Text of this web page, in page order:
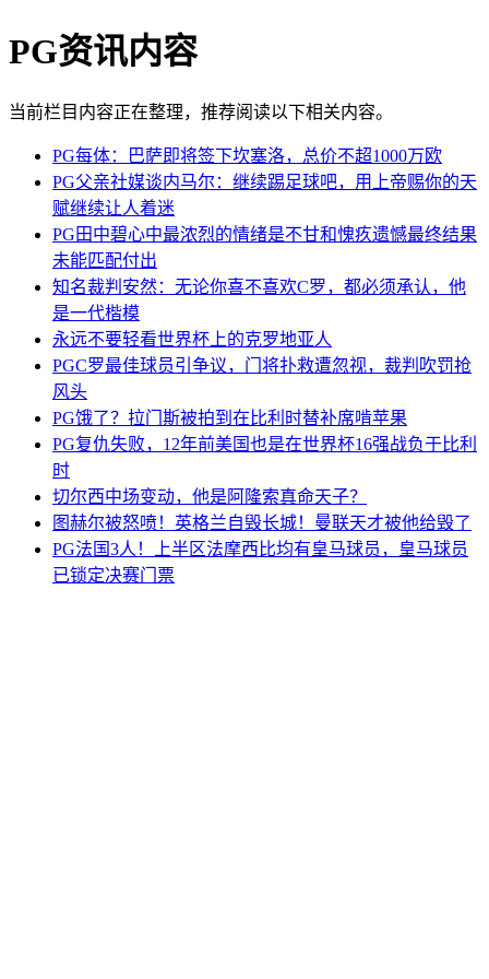
PG资讯内容
当前栏目内容正在整理，推荐阅读以下相关内容。
PG每体：巴萨即将签下坎塞洛，总价不超1000万欧
PG父亲社媒谈内马尔：继续踢足球吧，用上帝赐你的天
赋继续让人着迷
PG田中碧心中最浓烈的情绪是不甘和愧疚遗憾最终结果
未能匹配付出
知名裁判安然：无论你喜不喜欢C罗，都必须承认，他
是一代楷模
永远不要轻看世界杯上的克罗地亚人
PGC罗最佳球员引争议，门将扑救遭忽视，裁判吹罚抢
风头
PG饿了？拉门斯被拍到在比利时替补席啃苹果
PG复仇失败，12年前美国也是在世界杯16强战负于比利
时
切尔西中场变动，他是阿隆索真命天子？
图赫尔被怒喷！英格兰自毁长城！曼联天才被他给毁了
PG法国3人！上半区法摩西比均有皇马球员，皇马球员
已锁定决赛门票